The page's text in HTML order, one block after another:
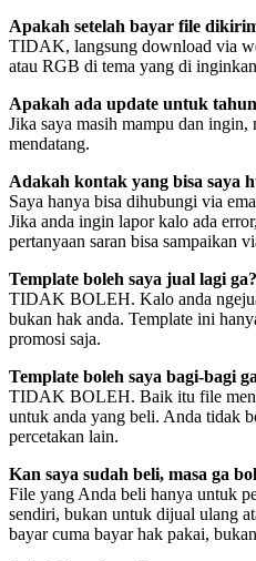
Apakah setelah bayar file
TIDAK, langsung download via
atau RGB di tema yang di
Apakah ada update untuk
Jika saya masih mampu dan ingin,
mendatang.
Adakah kontak yang bisa saya
Saya hanya bisa dihubungi via
Jika anda ingin lapor kalo ada
pertanyaan saran bisa sampaikan
Template boleh saya jual lagi ga?
TIDAK BOLEH. Kalo anda
bukan hak anda. Template ini
promosi saja.
Template boleh saya bagi-bagi
TIDAK BOLEH. Baik itu file
untuk anda yang beli. Anda tidak
percetakan lain.
Kan saya sudah beli, masa ga
File yang Anda beli hanya untuk
sendiri, bukan untuk dijual ulang
bayar cuma bayar hak pakai,